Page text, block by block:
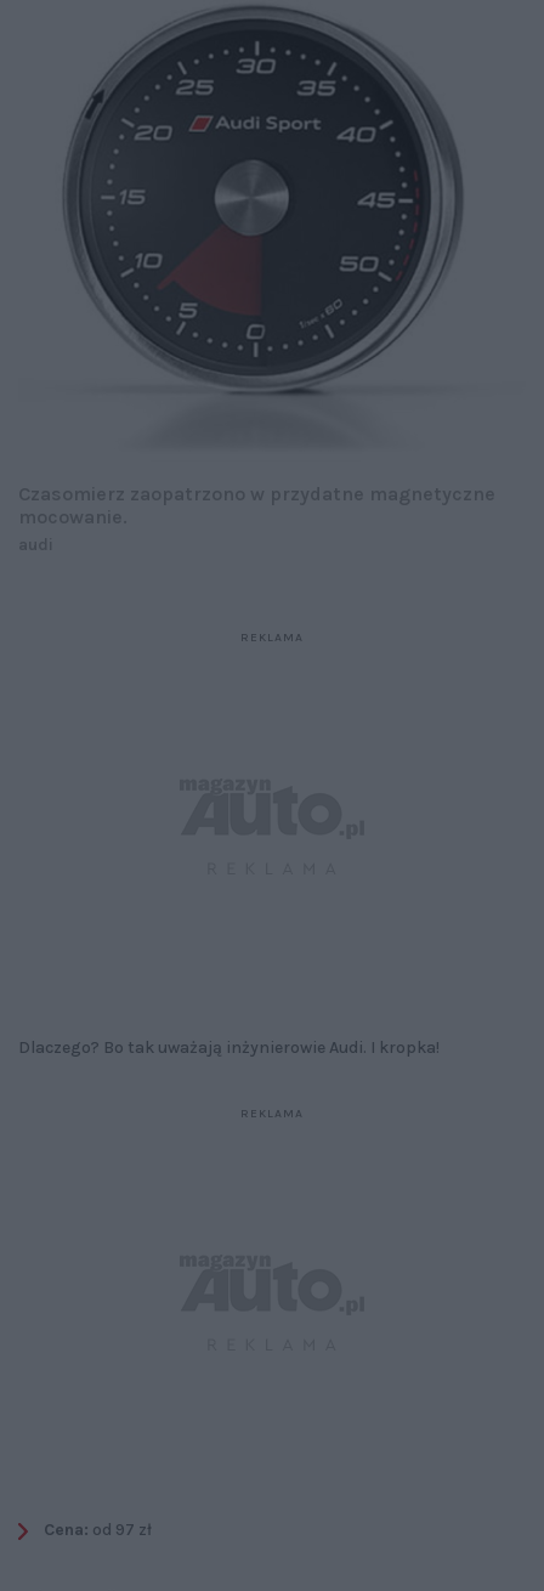
Dlaczego? Bo tak uważają inżynierowie Audi. I kropka!
Cena: od 97 zł